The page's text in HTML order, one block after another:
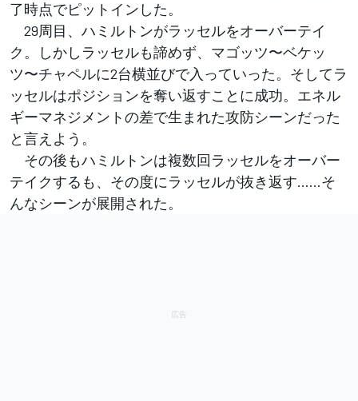
了時点でピットインした。
29周目、ハミルトンがラッセルをオーバーテイ
ク。しかしラッセルも諦めず、マゴッツ〜ベケッ
ツ〜チャペルに2台横並びで入っていった。そしてラ
ッセルはポジションを奪い返すことに成功。エネル
ギーマネジメントの差で生まれた攻防シーンだった
と言えよう。
その後もハミルトンは複数回ラッセルをオーバー
テイクするも、その度にラッセルが抜き返す……そ
んなシーンが展開された。